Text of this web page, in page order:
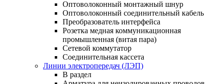
Оптоволоконный монтажный шнур
Оптоволоконный соединительный кабель
Преобразователь интерфейса
Розетка медная коммуникационная
промышленная (витая пара)
Сетевой коммутатор
Соединительная кассета
Линии электропередач (ЛЭП)
В раздел